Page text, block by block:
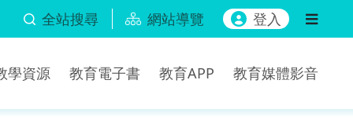
全站搜尋 網站導覽 登入
學資源 教育電子書 教育APP 教育媒體影音